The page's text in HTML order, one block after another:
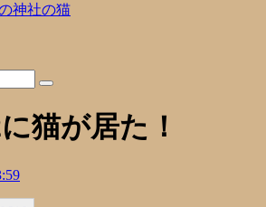
神社の猫
猫が居た！